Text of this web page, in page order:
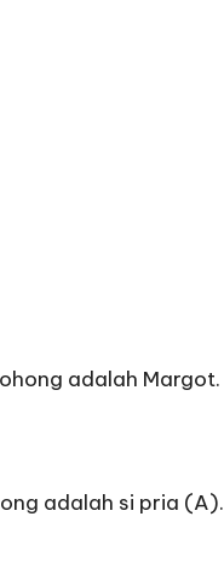
adalah Margot.
adalah si pria (A).